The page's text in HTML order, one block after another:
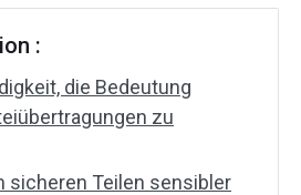
:
die Bedeutung
zu
sicheren Teilen sensibler